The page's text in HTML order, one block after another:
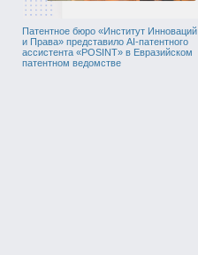
Патентное бюро «Институт Инноваций
и Права» представило AI-патентного
ассистента «POSINT» в Евразийском
патентном ведомстве